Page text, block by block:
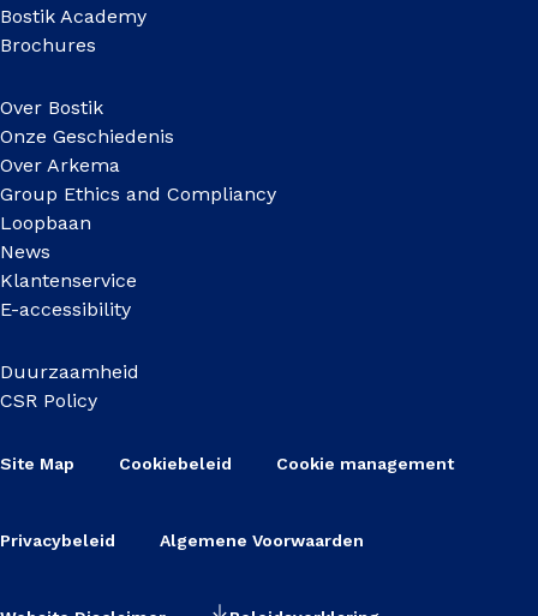
Bostik Academy
Brochures
Over Bostik
Onze Geschiedenis
Over Arkema
Group Ethics and Compliancy
Loopbaan
News
Klantenservice
E-accessibility
Duurzaamheid
CSR Policy
Site Map Cookiebeleid Cookie management
Privacybeleid Algemene Voorwaarden